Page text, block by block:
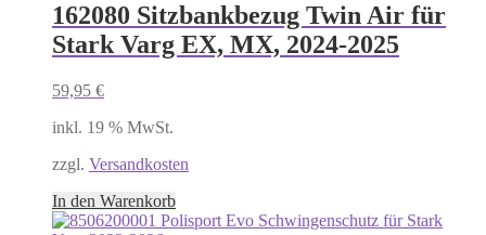
162080 Sitzbankbezug Twin Air für
Stark Varg EX, MX, 2024-2025
59,95 €
inkl. 19 % MwSt.
zzgl. Versandkosten
In den Warenkorb